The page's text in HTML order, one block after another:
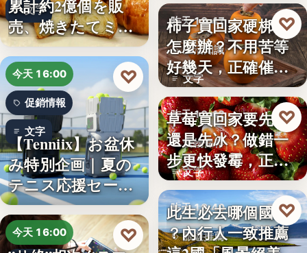
文字
累計約2億個を販
売、焼きたてミニ
クロワッ…
今天 16:00
促銷情報
文字
【Tenniix】お盆休
み特別企画｜夏の
テニス応援セー
ル…
♡
今天 16:00 ♡
昨天 18:47
生活知識
文字
柿子買回家硬梆梆
怎麼辦？不用苦等
好幾天，正確催熟
方法一次…
♡
昨天 18:42
食物保存
文字
草莓買回家要先洗
還是先冰？做錯一
步更快發霉，正確
保存方式…
♡
昨天 18:40
旅遊推薦
此生必去哪個國家
？內行人一致推薦
♡